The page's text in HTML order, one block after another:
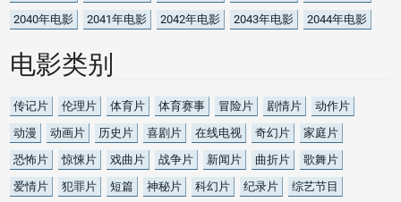
2040年电影
2041年电影 2042年电影 2043年电影 2044年电影
电影类别
传记片 伦理片 体育片 体育赛事 冒险片 剧情片
动作片
动漫
动画片 历史片 喜剧片 在线电视 奇幻片
家庭片
恐怖片
惊悚片 戏曲片 战争片 新闻片 曲折片
歌舞片
爱情片
犯罪片 短篇 神秘片 科幻片 纪录片
综艺节目